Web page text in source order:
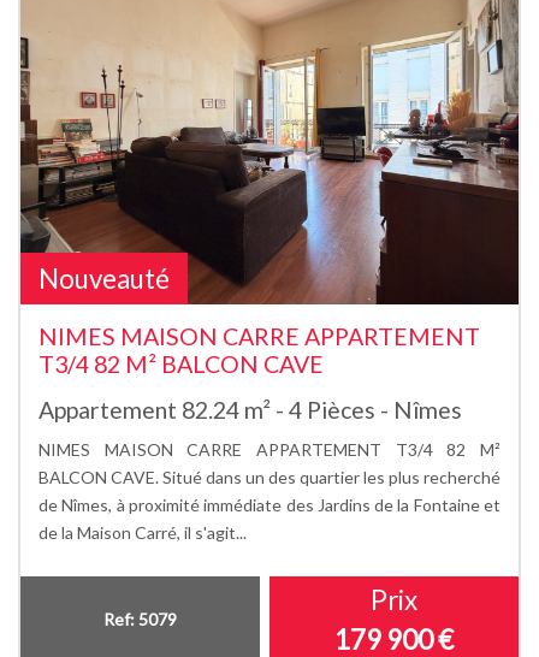
Nouveauté
NIMES MAISON CARRE APPARTEMENT
T3/4 82 M² BALCON CAVE
Appartement 82.24 m² - 4 Pièces - Nîmes
NIMES MAISON CARRE APPARTEMENT T3/4 82 M²
BALCON CAVE. Situé dans un des quartier les plus recherché
de Nîmes, à proximité immédiate des Jardins de la Fontaine et
de la Maison Carré, il s'agit...
Ref: 5079
Prix
179 900€